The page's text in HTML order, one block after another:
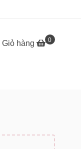
Giỏ hàng 0